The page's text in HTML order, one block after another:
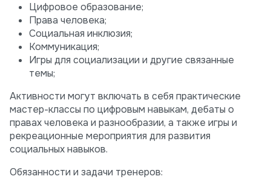
Цифровое образование;
Права человека;
Социальная инклюзия;
Коммуникация;
Игры для социализации и другие связанные
темы;
Активности могут включать в себя практические
мастер-классы по цифровым навыкам, дебаты о
правах человека и разнообразии, а также игры и
рекреационные мероприятия для развития
социальных навыков.
Обязанности и задачи тренеров: